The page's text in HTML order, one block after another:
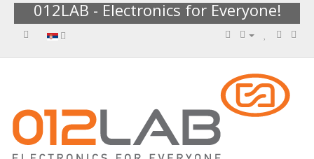
012LAB - Electronics for Everyone!